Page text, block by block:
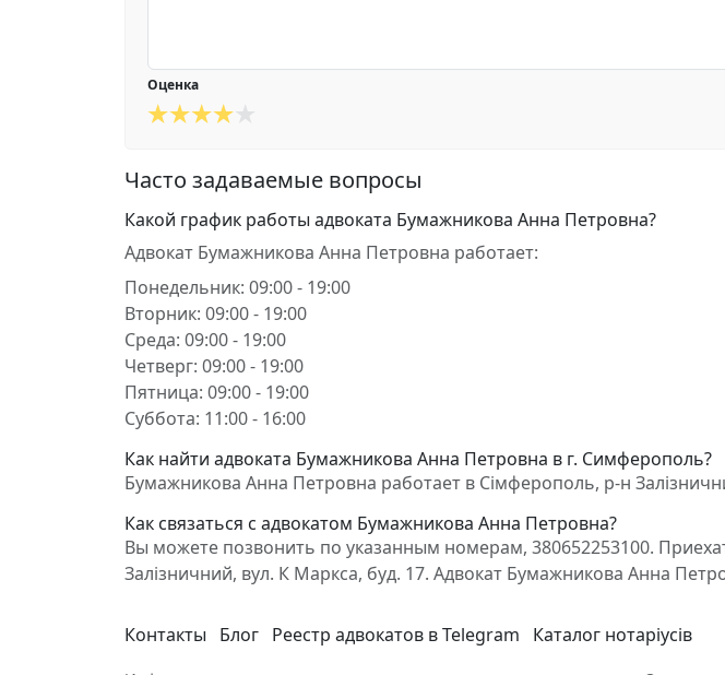
Оценка
Часто задаваемые вопросы
Какой график работы адвоката Бумажникова Анна Петровна?
Адвокат Бумажникова Анна Петровна работает:
Понедельник: 09:00 - 19:00
Вторник: 09:00 - 19:00
Среда: 09:00 - 19:00
Четверг: 09:00 - 19:00
Пятница: 09:00 - 19:00
Суббота: 11:00 - 16:00
Как найти адвоката Бумажникова Анна Петровна в г. Симферополь?
Бумажникова Анна Петровна работает в Сімферополь, р-н
Как связаться с адвокатом Бумажникова Анна Петровна?
Вы можете позвонить по указанным номерам, 380652253100.
Залізничний, вул. К Маркса, буд. 17. Адвокат Бумажникова Анна
Контакты Блог Реестр адвокатов в Telegram Каталог нотаріусів